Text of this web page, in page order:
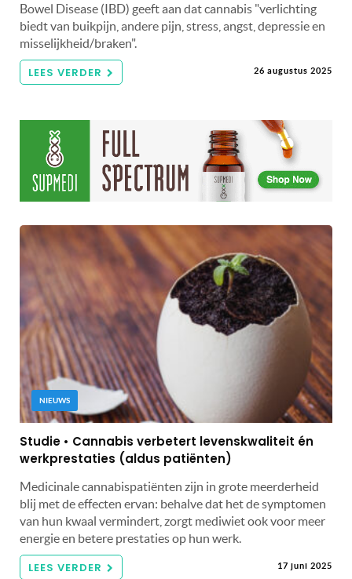
Bowel Disease (IBD) geeft aan dat cannabis "verlichting
biedt van buikpijn, andere pijn, stress, angst, depressie en
misselijkheid/braken".
LEES VERDER 26 augustus 2025
NIEUWS
Studie • Cannabis verbetert levenskwaliteit én
werkprestaties (aldus patiënten)
Medicinale cannabispatiënten zijn in grote meerderheid
blij met de effecten ervan: behalve dat het de symptomen
van hun kwaal vermindert, zorgt mediwiet ook voor meer
energie en betere prestaties op hun werk.
LEES VERDER 17 juni 2025